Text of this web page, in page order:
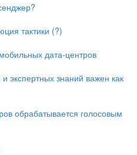
тактики (?)
дата-центров
экспертных знаний важен как
обрабатывается голосовым